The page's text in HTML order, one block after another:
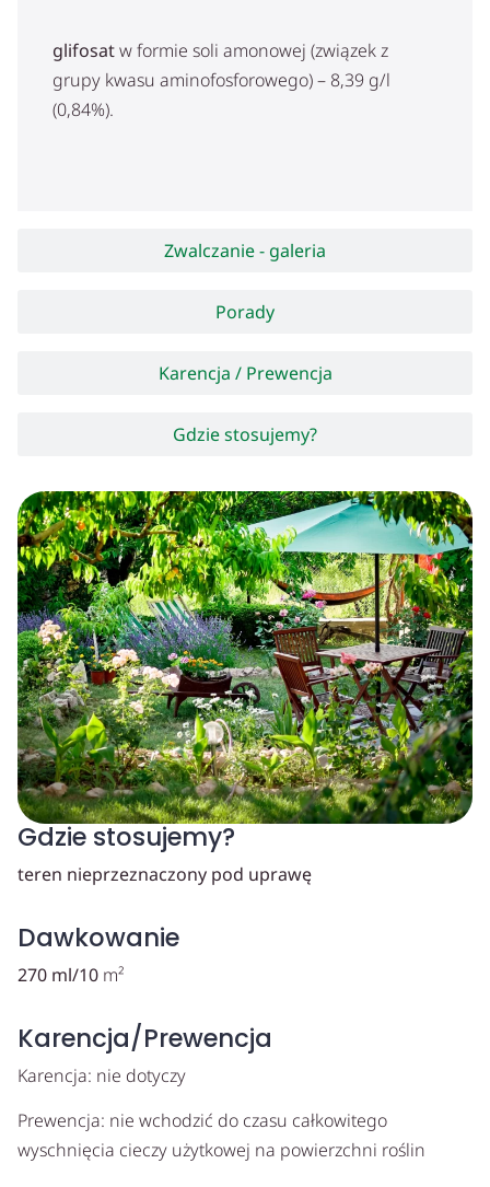
Zwalczanie - galeria
Porady
Karencja / Prewencja
Gdzie stosujemy?
glifosatw formie soli amonowej (związek z
grupy kwasu aminofosforowego) – 8,39 g/l
(0,84%).
Gdzie stosujemy?
teren nieprzeznaczony pod uprawę
Dawkowanie
270 ml/10 m²
Karencja/Prewencja
Karencja: nie dotyczy
Prewencja: nie wchodzić do czasu całkowitego
wyschnięcia cieczy użytkowej na powierzchni roślin